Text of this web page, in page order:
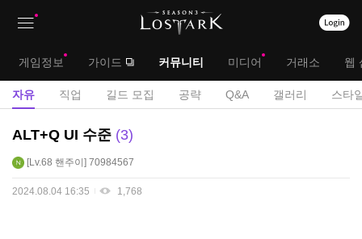
대
메
게임정보 가이드 커뮤니티 미디어 거래소 웹
서
자유 직업 길드 모집 공략 Q&A 갤러리 스타
자
게
ALT+Q UI 수준 3
Lv.68 핸주이 70984567
2024.08.04 16:35 1,768